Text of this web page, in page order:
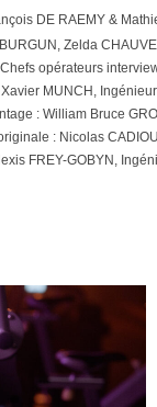
DE RAEMY &
Zelda
opérateurs
MUNCH,
: William Bruce
: Nicolas
FREY-GOBYN,